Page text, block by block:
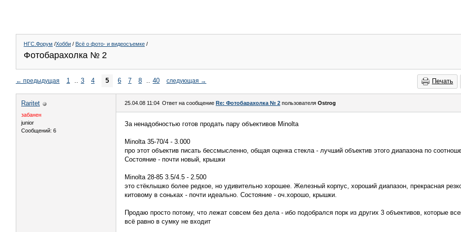
НГС.Форум /Хобби / Всё о фото- и видеосъемке /
Фотобарахолка № 2
Печать
← предыдущая 1 .. 3 4 5 6 7 8 .. 40 следующая →
Raritet
забанен
junior
Сообщений: 6
25.04.08 11:04 Ответ на сообщение Re: Фотобарахолка № 2 пользователя Ostrog
За ненадобностью готов продать пару объективов Minolta
Minolta 35-70/4 - 3.000
про этот объектив писать бессмысленно, общая оценка стекла - лучший объектив этого диапазона по
Состояние - почти новый, крышки
Minolta 28-85 3.5/4.5 - 2.500
это стёклышко более редкое, но удивительно хорошее. Железный корпус, хороший диапазон, прекрасная
китовому в соньках - почти идеально. Состояние - оч.хорошо, крышки.
Продаю просто потому, что лежат совсем без дела - ибо подобрался порк из других 3 объективов, которые
всё равно в сумку не входит